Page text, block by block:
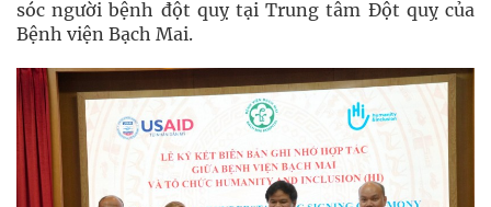
sóc người bệnh đột quỵ tại Trung tâm Đột quỵ của
Bệnh viện Bạch Mai.